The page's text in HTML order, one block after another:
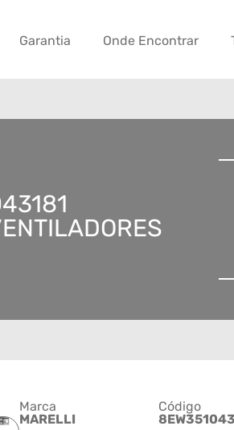
Garantia Onde Encontrar
Marca
MARELLI
Código